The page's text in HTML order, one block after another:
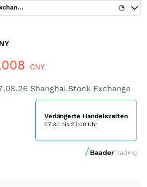
Shanghai Stock Exchange
CNY
Shanghai Stock Exchange
Verlängerte Handelszeiten
07:30 bis 23:00 Uhr